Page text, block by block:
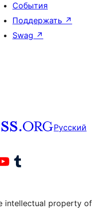
События
Поддержать ↗
Swag ↗
Русский
в TikTok
наш канал YouTube
Посетите нашу учётную запись в Tumblr
intellectual property of